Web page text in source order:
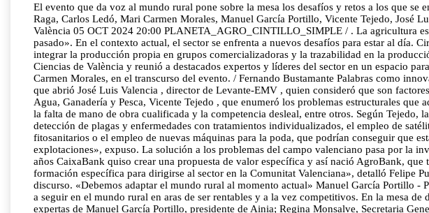
El evento que da voz al mundo rural pone sobre la mesa los desafíos y retos a los que
Raga, Carlos Ledó, Mari Carmen Morales, Manuel García Portillo, Vicente Tejedo, José
València 05 OCT 2024 20:00 PLANETA_AGRO_CINTILLO_SIMPLE / . La agricultura
pasado». En el contexto actual, el sector se enfrenta a nuevos desafíos para estar al día.
integrar la producción propia en grupos comercializadoras y la trazabilidad en la
Ciencias de València y reunió a destacados expertos y líderes del sector en un espacio
Carmen Morales, en el transcurso del evento. / Fernando Bustamante Palabras como
que abrió José Luis Valencia , director de Levante-EMV , quien consideró que son
Agua, Ganadería y Pesca, Vicente Tejedo , que enumeró los problemas estructurales
la falta de mano de obra cualificada y la competencia desleal, entre otros. Según
detección de plagas y enfermedades con tratamientos individualizados, el empleo de
fitosanitarios o el empleo de nuevas máquinas para la poda, que podrían conseguir que
explotaciones», expuso. La solución a los problemas del campo valenciano pasa por la
años CaixaBank quiso crear una propuesta de valor específica y así nació AgroBank,
formación específica para dirigirse al sector en la Comunitat Valenciana», detalló Felipe
discurso. «Debemos adaptar el mundo rural al momento actual» Manuel García Portillo
a seguir en el mundo rural en aras de ser rentables y a la vez competitivos. En la mesa
expertas de Manuel García Portillo, presidente de Ainia; Regina Monsalve, Secretaria